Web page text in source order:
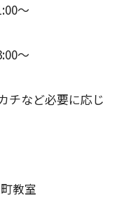
～
～
チなど必要に応じ
教室